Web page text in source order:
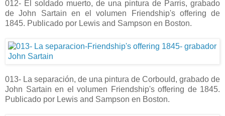
012- El soldado muerto, de una pintura de Parris, grabado
de John Sartain en el volumen Friendship's offering de
1845. Publicado por Lewis and Sampson en Boston.
013- La separación, de una pintura de Corbould, grabado de
John Sartain en el volumen Friendship's offering de 1845.
Publicado por Lewis and Sampson en Boston.